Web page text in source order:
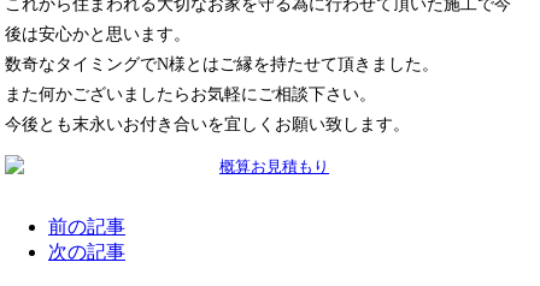
これから住まわれる大切なお家を守る為に行わせて頂いた施工で今
後は安心かと思います。
数奇なタイミングでN様とはご縁を持たせて頂きました。
また何かございましたらお気軽にご相談下さい。
今後とも末永いお付き合いを宜しくお願い致します。
前の記事
次の記事